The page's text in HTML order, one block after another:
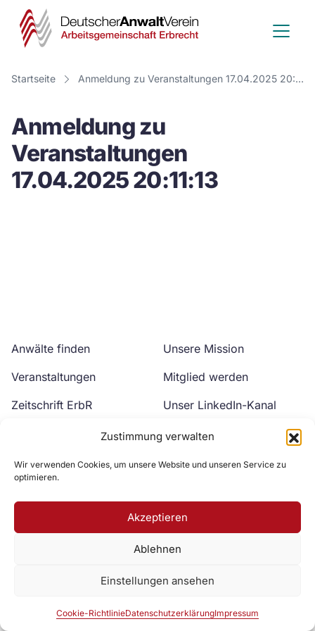
Zustimmung verwalten
Wir verwenden Cookies, um unsere Website und unseren Service zu
optimieren.
Akzeptieren
Ablehnen
Einstellungen ansehen
Cookie-RichtlinieDatenschutzerklärungImpressum
Deutscher
Anwalt
Verein
Startseite Anmeldung zu Veranstaltungen 17.04.2025 20:11:13
Anmeldung zu
Veranstaltungen
17.04.2025 20:11:13
Anwälte finden
Veranstaltungen
Zeitschrift ErbR
Unsere Mission
Mitglied werden
Unser LinkedIn-Kanal
Unser YouTube-Kanal
Zur DAV Webseite